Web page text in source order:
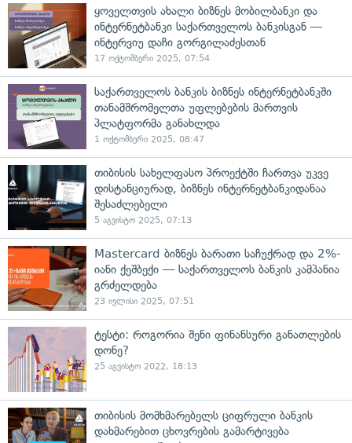
ყოველთვის ახალი ბიზნეს მობილბანკი და
ინტერნეტბანკი საქართველოს ბანკისგან —
ინტერვიუ დაჩი გორგილაძესთან
17 ოქტომბერი 2025, 07:54
საქართველოს ბანკის ბიზნეს ინტერნეტბანკში
თანამშრომელთა უფლებების მართვის
პლატფორმა განახლდა
1 ოქტომბერი 2025, 08:47
თიბისის სახელფასო პროექტში ჩართვა უკვე
დისტანციურად, ბიზნეს ინტერნეტბანკიდანაა
შესაძლებელი
5 აგვისტო 2025, 07:13
Mastercard ბიზნეს ბარათი საჩუქრად და 2%-
იანი ქეშბექი — საქართველოს ბანკის კამპანია
გრძელდება
23 ივლისი 2025, 07:51
ტესტი: როგორია შენი ფინანსური განათლების
დონე?
25 აგვისტო 2022, 18:13
თიბისის მომხმარებელს ციფრული ბანკის
დახმარებით ცხოვრების გამარტივება